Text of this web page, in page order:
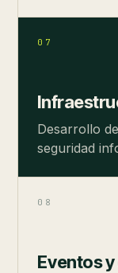
07
Desarrollo
seguridad
08
Eventos